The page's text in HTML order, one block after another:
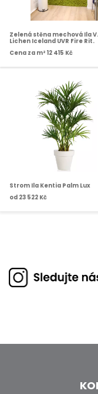
Zelená stěna mechová Ila
Lichen Iceland UVR Fire Rit.
Cena za m² 12 415 Kč
Strom Ila Kentia Palm Lux
od 23 522 Kč